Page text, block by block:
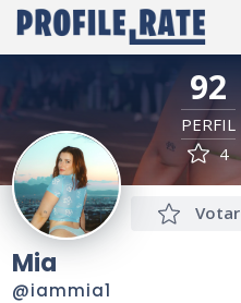
92
PERFIL
4
Mia
@iammia1
Votar